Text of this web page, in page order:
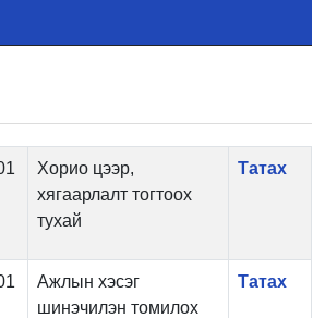
Хорио цээр,
хягаарлалт тогтоох
тухай
Татах
Ажлын хэсэг
шинэчилэн томилох
Татах